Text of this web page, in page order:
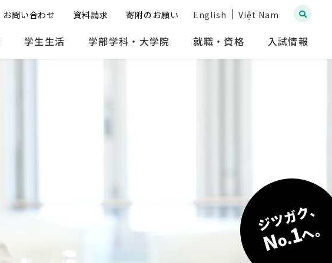
学生生活 学部学科・大学院 就職・資格 入試情報
English Việt Nam
お問い合わせ 資料請求 寄附のお願い
ジツガク、
No.1へ。